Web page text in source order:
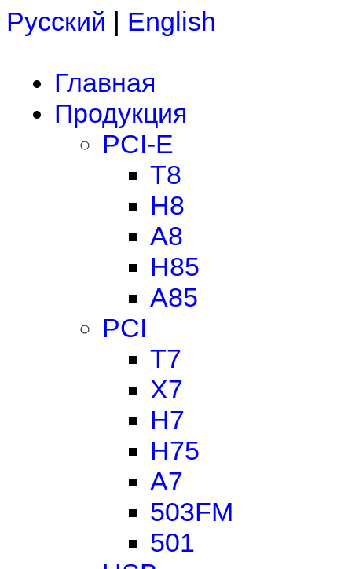
Русский | English
Главная
Продукция
PCI-E
T8
H8
A8
H85
A85
PCI
T7
X7
H7
H75
A7
503FM
501